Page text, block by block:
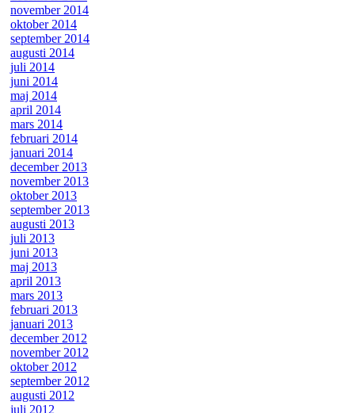
november 2014
oktober 2014
september 2014
augusti 2014
juli 2014
juni 2014
maj 2014
april 2014
mars 2014
februari 2014
januari 2014
december 2013
november 2013
oktober 2013
september 2013
augusti 2013
juli 2013
juni 2013
maj 2013
april 2013
mars 2013
februari 2013
januari 2013
december 2012
november 2012
oktober 2012
september 2012
augusti 2012
juli 2012